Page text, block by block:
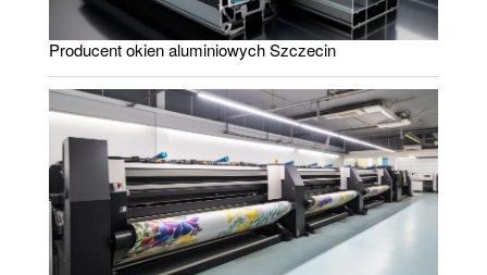
Producent okien aluminiowych Szczecin